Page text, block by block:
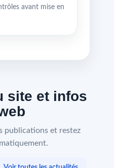
avant mise en
site et infos
publications et restez